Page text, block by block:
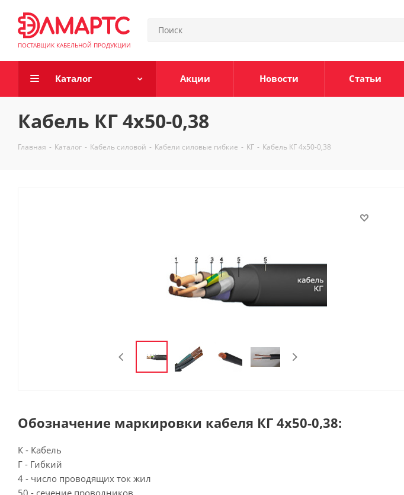
ПОСТАВЩИК КАБЕЛЬНОЙ ПРОДУКЦИИ
Каталог Акции Новости Статьи
Кабель КГ 4х50-0,38
Главная - Каталог - Кабель силовой - Кабели силовые гибкие - КГ - Кабель КГ 4х50-0,38
Обозначение маркировки кабеля КГ 4х50-0,38:
К - Кабель
Г - Гибкий
4 - число проводящих ток жил
50 - сечение проводников